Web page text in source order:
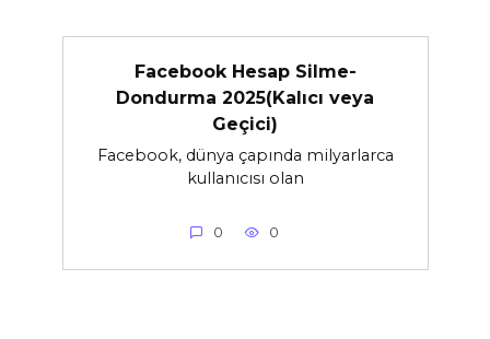
Facebook Hesap Silme-
Dondurma 2025(Kalıcı veya
Geçici)
Facebook, dünya çapında milyarlarca
kullanıcısı olan
0 0